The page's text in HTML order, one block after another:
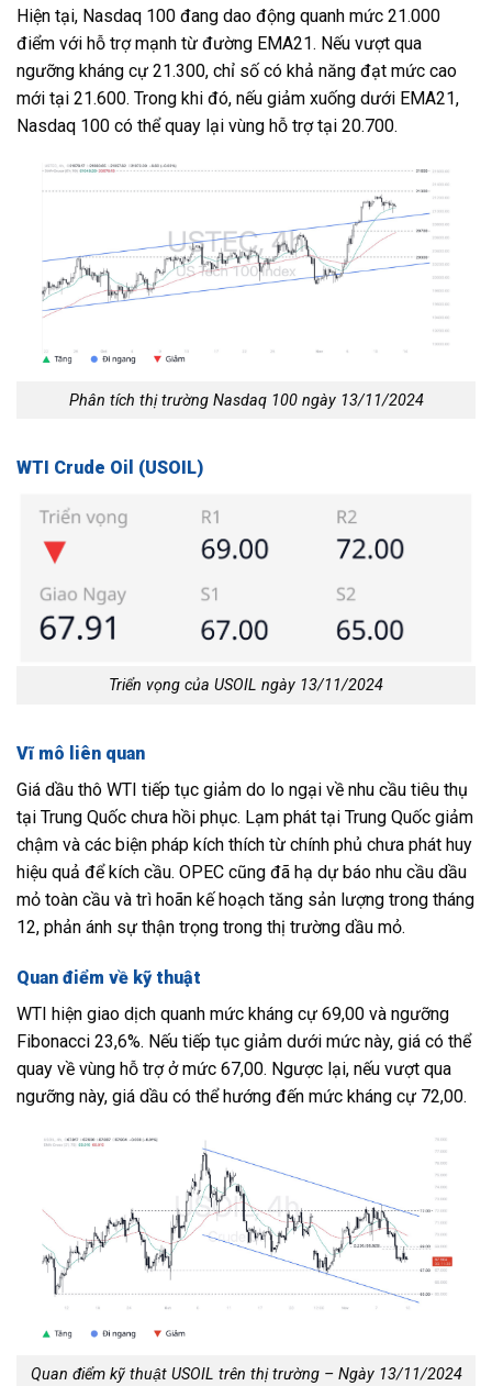
Hiện tại, Nasdaq 100 đang dao động quanh mức 21.000
điểm với hỗ trợ mạnh từ đường EMA21. Nếu vượt qua
ngưỡng kháng cự 21.300, chỉ số có khả năng đạt mức cao
mới tại 21.600. Trong khi đó, nếu giảm xuống dưới EMA21,
Nasdaq 100 có thể quay lại vùng hỗ trợ tại 20.700.
Phân tích thị trường Nasdaq 100 ngày 13/11/2024
WTI Crude Oil (USOIL)
Triển vọng của USOIL ngày 13/11/2024
Vĩ mô liên quan
Giá dầu thô WTI tiếp tục giảm do lo ngại về nhu cầu tiêu thụ
tại Trung Quốc chưa hồi phục. Lạm phát tại Trung Quốc giảm
chậm và các biện pháp kích thích từ chính phủ chưa phát huy
hiệu quả để kích cầu. OPEC cũng đã hạ dự báo nhu cầu dầu
mỏ toàn cầu và trì hoãn kế hoạch tăng sản lượng trong tháng
12, phản ánh sự thận trọng trong thị trường dầu mỏ.
Quan điểm về kỹ thuật
WTI hiện giao dịch quanh mức kháng cự 69,00 và ngưỡng
Fibonacci 23,6%. Nếu tiếp tục giảm dưới mức này, giá có thể
quay về vùng hỗ trợ ở mức 67,00. Ngược lại, nếu vượt qua
ngưỡng này, giá dầu có thể hướng đến mức kháng cự 72,00.
Quan điểm kỹ thuật USOIL trên thị trường – Ngày 13/11/2024